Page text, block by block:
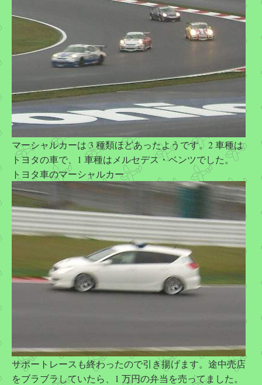
マーシャルカーは 3 種類ほどあったようです。2 車種は
トヨタの車で、1 車種はメルセデス・ベンツでした。
トヨタ車のマーシャルカー
サポートレースも終わったので引き揚げます。途中売店
をブラブラしていたら、1 万円の弁当を売ってました。